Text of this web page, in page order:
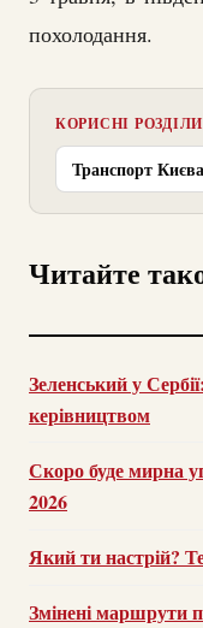
похолодання.
КОРИСНІ
Транспорт Києва
Читайте
Зеленський у
керівництвом
Скоро буде мирна
2026
Який ти настрій?
Змінені маршрути